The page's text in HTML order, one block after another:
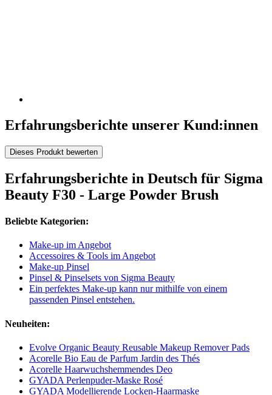
Erfahrungsberichte unserer Kund:innen
Dieses Produkt bewerten
Erfahrungsberichte in Deutsch für Sigma
Beauty F30 - Large Powder Brush
Beliebte Kategorien:
Make-up im Angebot
Accessoires & Tools im Angebot
Make-up Pinsel
Pinsel & Pinselsets von Sigma Beauty
Ein perfektes Make-up kann nur mithilfe von einem
passenden Pinsel entstehen.
Neuheiten:
Evolve Organic Beauty Reusable Makeup Remover Pads
Acorelle Bio Eau de Parfum Jardin des Thés
Acorelle Haarwuchshemmendes Deo
GYADA Perlenpuder-Maske Rosé
GYADA Modellierende Locken-Haarmaske